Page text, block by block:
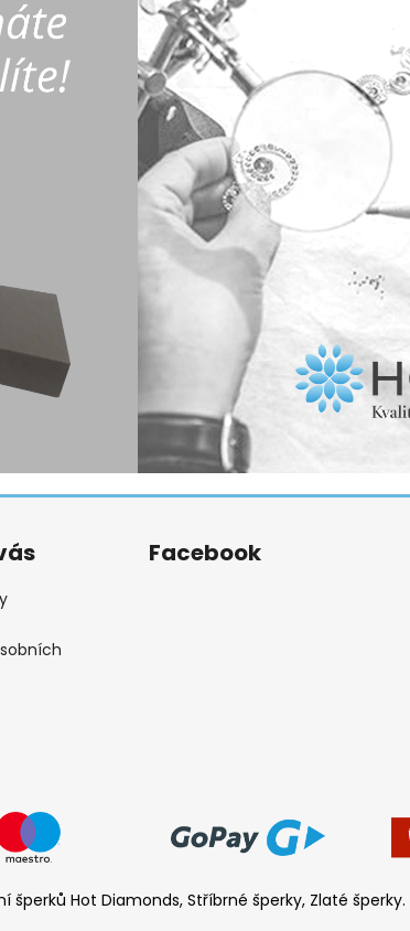
Facebook
šperků Hot Diamonds, Stříbrné šperky, Zlaté šperky.